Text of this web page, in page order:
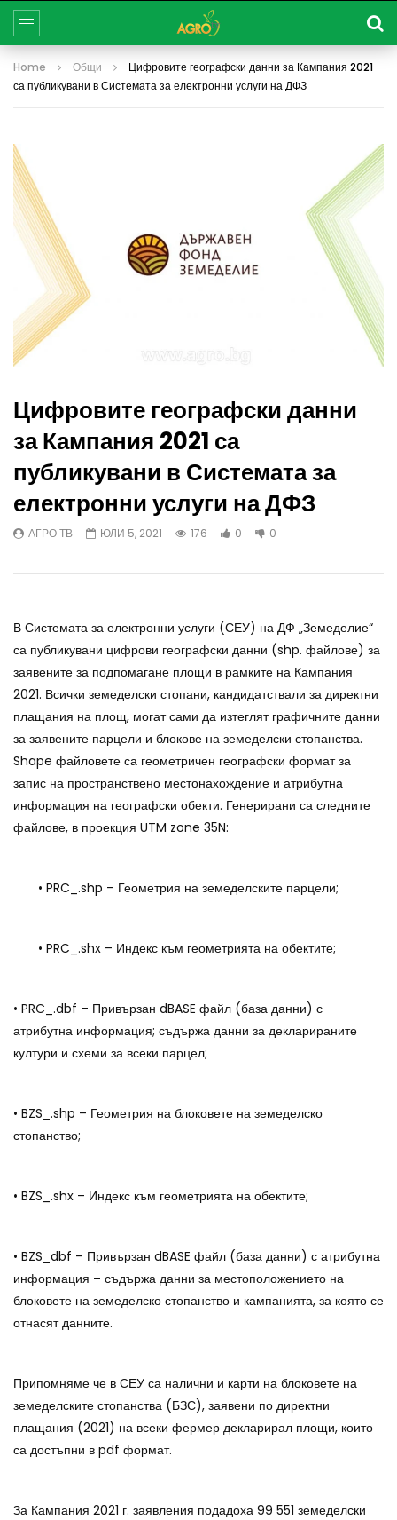
Home Общи
Цифровите географски данни за Кампания 2021
са публикувани в Системата за електронни услуги на ДФЗ
Цифровите географски данни
за Кампания 2021 са
публикувани в Системата за
електронни услуги на ДФЗ
АГРО ТВ ЮЛИ 5, 2021 176 0 0
В Системата за електронни услуги (СЕУ) на ДФ „Земеделие“
са публикувани цифрови географски данни (shp. файлове) за
заявените за подпомагане площи в рамките на Кампания
2021. Всички земеделски стопани, кандидатствали за директни
плащания на площ, могат сами да изтеглят графичните данни
за заявените парцели и блокове на земеделски стопанства.
Shape файловете са геометричен географски формат за
запис на пространствено местонахождение и атрибутна
информация на географски обекти. Генерирани са следните
файлове, в проекция UTM zone 35N:
• PRC_.shp – Геометрия на земеделските парцели;
• PRC_.shx – Индекс към геометрията на обектите;
• PRC_.dbf – Привързан dBASE файл (база данни) с
атрибутна информация; съдържа данни за декларираните
култури и схеми за всеки парцел;
• BZS_.shp – Геометрия на блоковете на земеделско
стопанство;
• BZS_.shx – Индекс към геометрията на обектите;
• BZS_dbf – Привързан dBASE файл (база данни) с атрибутна
информация – съдържа данни за местоположението на
блоковете на земеделско стопанство и кампанията, за която се
отнасят данните.
Припомняме че в СЕУ са налични и карти на блоковете на
земеделските стопанства (БЗС), заявени по директни
плащания (2021) на всеки фермер декларирал площи, които
са достъпни в pdf формат.
За Кампания 2021 г. заявления подадоха 99 551 земеделски